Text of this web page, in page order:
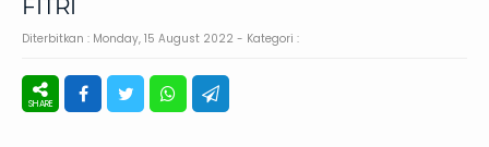
FITRI
Diterbitkan : Monday, 15 August 2022 - Kategori :